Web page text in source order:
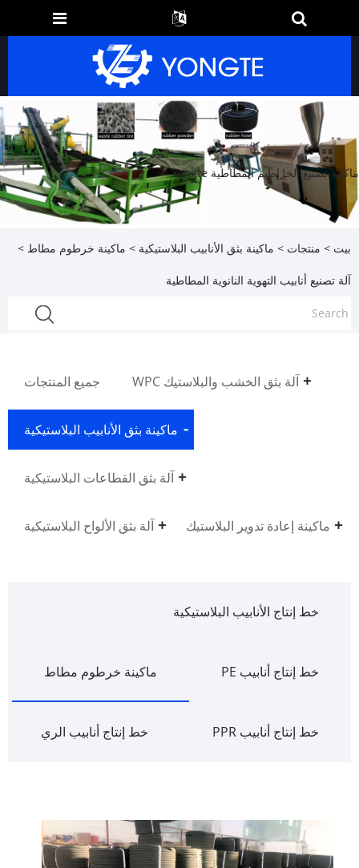
ماكينة تصنيع الخراطيم المطاطية Yongte
بيت > منتجات > ماكينة بثق الأنابيب البلاستيكية > ماكينة خرطوم مطاط >
آلة تصنيع أنابيب التهوية النانوية المطاطية
جميع المنتجات آلة بثق الخشب والبلاستيك WPC
ماكينة بثق الأنابيب البلاستيكية
آلة بثق القطاعات البلاستيكية
آلة بثق الألواح البلاستيكية ماكينة إعادة تدوير البلاستيك
خط إنتاج الأنابيب البلاستيكية
خط إنتاج أنابيب PE ماكينة خرطوم مطاط
خط إنتاج أنابيب PPR خط إنتاج أنابيب الري